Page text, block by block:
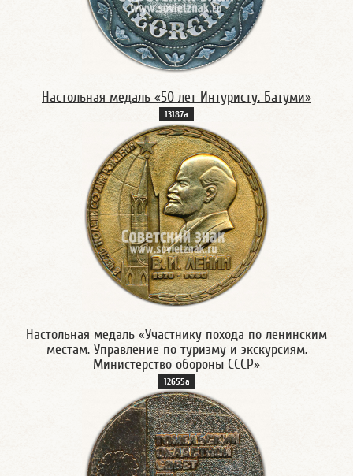
Настольная медаль «50 лет Интуристу. Батуми»
13187а
Настольная медаль «Участнику похода по ленинским
местам. Управление по туризму и экскурсиям.
Министерство обороны СССР»
12655а